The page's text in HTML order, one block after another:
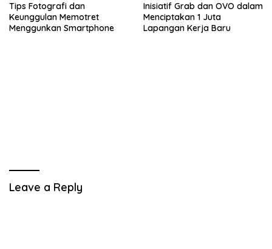
Tips Fotografi dan
Keunggulan Memotret
Menggunkan Smartphone
Inisiatif Grab dan OVO dalam
Menciptakan 1 Juta
Lapangan Kerja Baru
Leave a Reply